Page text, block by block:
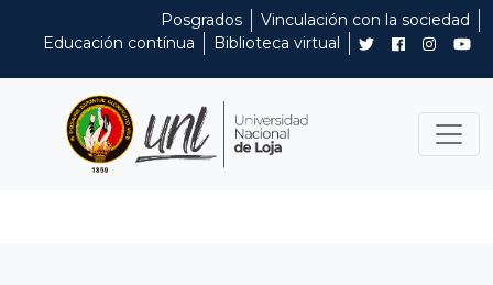
Posgrados
Vinculación con la sociedad
Educación contínua
Biblioteca virtual